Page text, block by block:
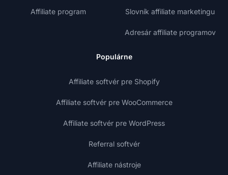
Affiliate program Slovník affiliate marketingu
Adresár affiliate programov
Populárne
Affiliate softvér pre Shopify
Affiliate softvér pre WooCommerce
Affiliate softvér pre WordPress
Referral softvér
Affiliate nástroje